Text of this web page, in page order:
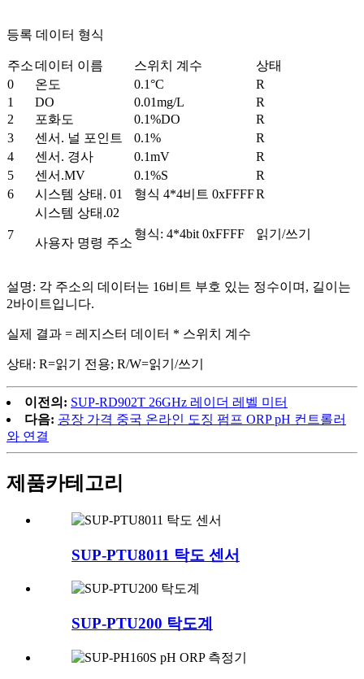
등록 데이터 형식
주소데이터 이름 스위치 계수
상태
0
온도 0.1°C
R
1
DO 0.01mg/L
R
2
포화도 0.1%DO
R
3
센서. 널 포인트 0.1%
R
4
센서. 경사 0.1mV
R
5
센서.MV 0.1%S
R
6
시스템 상태. 01 형식 4*4비트 0xFFFFR
7
시스템 상태.02
사용자 명령 주소
형식: 4*4bit 0xFFFF 읽기/쓰기
설명: 각 주소의 데이터는 16비트 부호 있는 정수이며, 길이는
2바이트입니다.
실제 결과 = 레지스터 데이터 * 스위치 계수
상태: R=읽기 전용; R/W=읽기/쓰기
이전의: SUP-RD902T 26GHz 레이더 레벨 미터
다음: 공장 가격 중국 온라인 도징 펌프 ORP pH 컨트롤러
와 연결
제품카테고리
SUP-PTU8011 탁도 센서
SUP-PTU200 탁도계